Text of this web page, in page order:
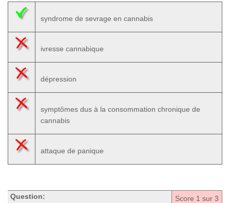
syndrome de sevrage en cannabis
ivresse cannabique
dépression
symptômes dus à la consommation chronique de
cannabis
attaque de panique
Score 1 sur 3
Question: